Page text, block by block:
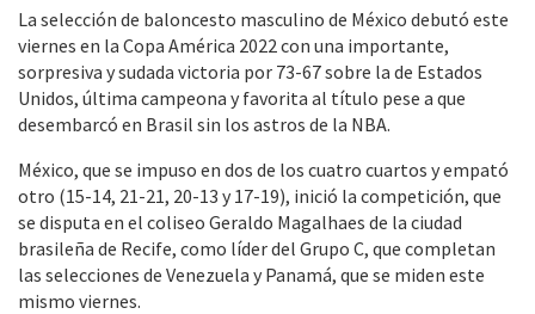
La selección de baloncesto masculino de México debutó este
viernes en la Copa América 2022 con una importante,
sorpresiva y sudada victoria por 73-67 sobre la de Estados
Unidos, última campeona y favorita al título pese a que
desembarcó en Brasil sin los astros de la NBA.
México, que se impuso en dos de los cuatro cuartos y empató
otro (15-14, 21-21, 20-13 y 17-19), inició la competición, que
se disputa en el coliseo Geraldo Magalhaes de la ciudad
brasileña de Recife, como líder del Grupo C, que completan
las selecciones de Venezuela y Panamá, que se miden este
mismo viernes.